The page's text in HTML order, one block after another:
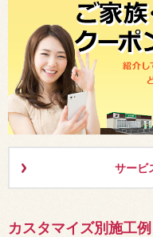
サービ
カスタマイズ別施工例